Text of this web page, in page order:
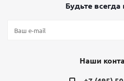
Будьте всегда
Наши